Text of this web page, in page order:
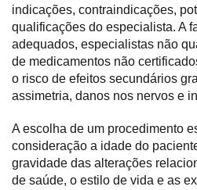
indicações, contraindicações,
qualificações do especialista. A
adequados, especialistas não
de medicamentos não
o risco de efeitos secundários
assimetria, danos nos nervos e
A escolha de um procedimento
consideração a idade do
gravidade das alterações
de saúde, o estilo de vida e as